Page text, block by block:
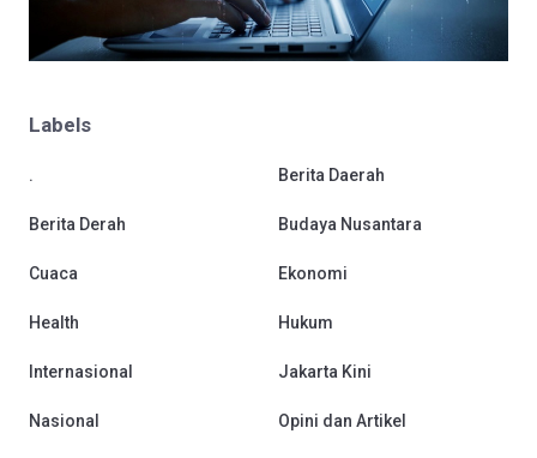
Labels
. Berita Daerah
Berita Derah Budaya Nusantara
Cuaca Ekonomi
Health Hukum
Internasional Jakarta Kini
Nasional Opini dan Artikel